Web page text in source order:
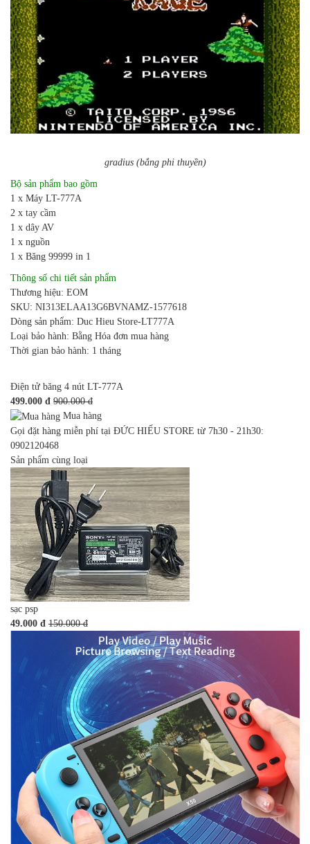
gradius (bắng phi thuyền)
Bộ sản phẩm bao gồm
1 x Máy LT-777A
2 x tay cầm
1 x dây AV
1 x nguồn
1 x Băng 99999 in 1
Thông số chi tiết sản phẩm
Thương hiệu: EOM
SKU: NI313ELAA13G6BVNAMZ-1577618
Dòng sản phẩm: Duc Hieu Store-LT777A
Loại bảo hành: Bằng Hóa đơn mua hàng
Thời gian bảo hành: 1 tháng
Điện tử băng 4 nút LT-777A
499.000 đ 900.000 đ
Mua hàng
Gọi đặt hàng miễn phí tại ĐỨC HIẾU STORE từ 7h30 - 21h30:
0902120468
Sản phẩm cùng loại
sạc psp
49.000 đ 150.000 đ